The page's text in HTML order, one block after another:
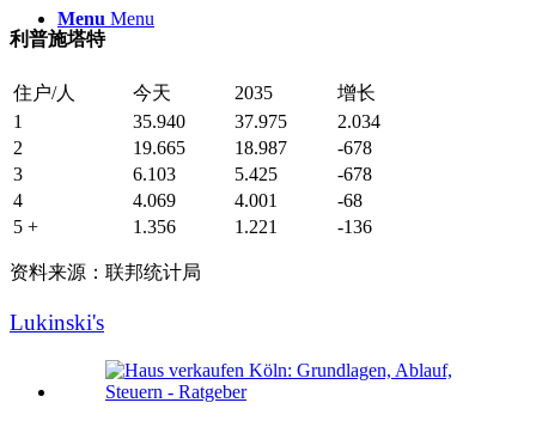
Menu Menu
利普施塔特
住户/人 今天 2035
增长
1
35.940 37.975
2.034
2
19.665 18.987
-678
3
6.103 5.425
-678
4
4.069 4.001
-68
5 +
1.356 1.221 -136
资料来源：联邦统计局
Lukinski's